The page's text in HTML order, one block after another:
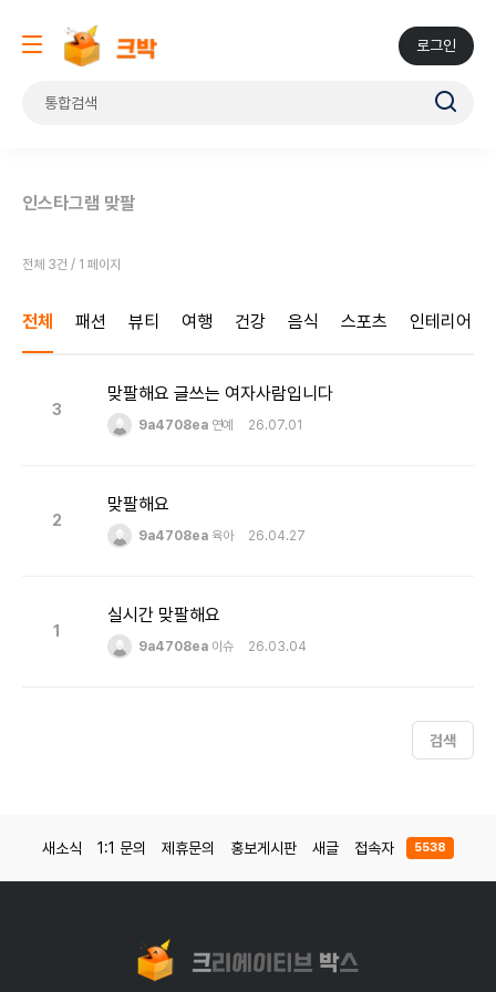
로그인
인스타그램 맞팔
전체 3건 / 1 페이지
전체 패션 뷰티 여행 건강 음식 스포츠 인테리어
3
맞팔해요 글쓰는 여자사람입니다
9a4708ea 연예 26.07.01
2
맞팔해요
9a4708ea 육아 26.04.27
1
실시간 맞팔해요
9a4708ea 이슈 26.03.04
검색
새소식 1:1 문의 제휴문의 홍보게시판 새글 접속자 5538